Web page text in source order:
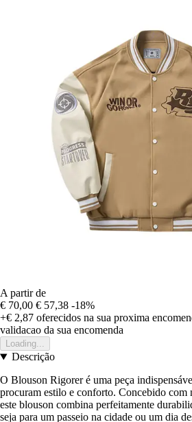
A partir de
€ 70,00 € 57,38 -18%
+€ 2,87 oferecidos na sua proxima
validacao da sua encomenda
Loading...
Descrição
O Blouson Rigorer é uma peça
procuram estilo e conforto. Concebido com
este blouson combina perfeitamente
seja para um passeio na cidade ou um dia